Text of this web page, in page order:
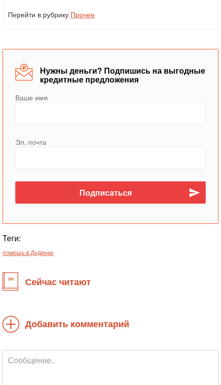
Перейти в рубрику Прочее
Нужны деньги? Подпишись на выгодные
кредитные предложения
Ваше имя
Эл. почта
Теги:
помощь в Дудинке
Сейчас читают
Добавить комментарий